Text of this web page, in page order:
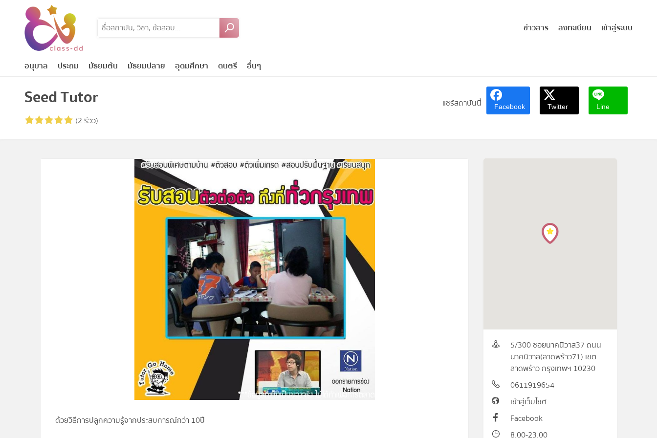
content
ข่าวสาร ลงทะเบียน เข้าสู่ระบบ
อนุบาล ประถม มัธยมต้น มัธยมปลาย อุดมศึกษา ดนตรี อื่นๆ
Seed Tutor
(2 รีวิว)
แชร์สถาบันนี้ Facebook Twitter Line
ด้วยวิธีการปลูกความรู้จากประสบการณ์กว่า 10ปี
5/300 ซอยนาคนิวาส37 ถนน
นาคนิวาส(ลาดพร้าว71) เขต
ลาดพร้าว กรุงเทพฯ 10230
0611919654
เข้าสู่เว็บไซต์
Facebook
8.00-23.00